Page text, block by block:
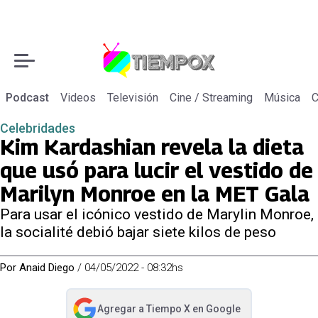
Podcast Videos Televisión Cine / Streaming Música
Celebridades
Kim Kardashian revela la dieta
que usó para lucir el vestido de
Marilyn Monroe en la MET Gala
Para usar el icónico vestido de Marylin Monroe,
la socialité debió bajar siete kilos de peso
Por Anaid Diego / 04/05/2022 - 08:32hs
Agregar a Tiempo Xen Google
abre en nueva pestaña